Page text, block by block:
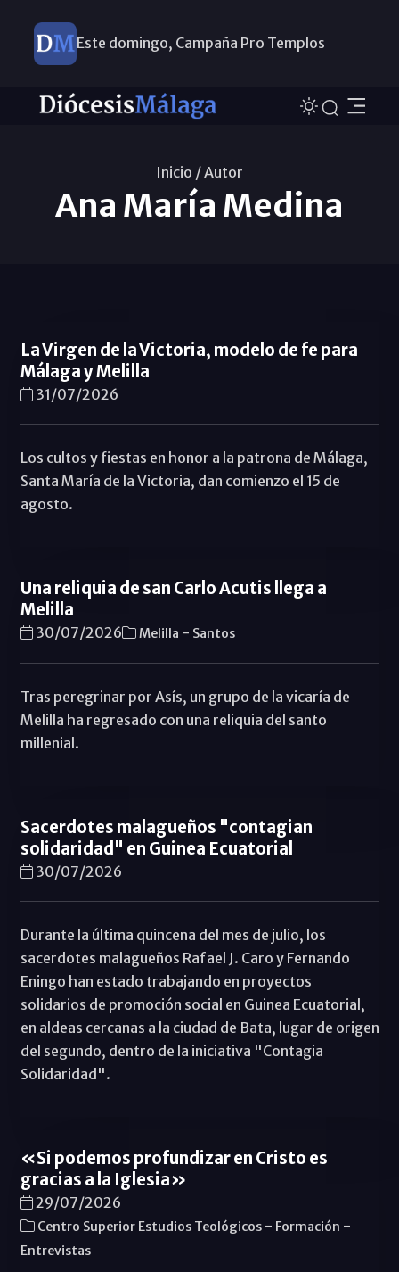
Este domingo, Campaña Pro Templos
Inicio /Autor
Ana María Medina
La Virgen de la Victoria, modelo de fe para
Málaga y Melilla
31/07/2026
Los cultos y fiestas en honor a la patrona de Málaga,
Santa María de la Victoria, dan comienzo el 15 de
agosto.
Una reliquia de san Carlo Acutis llega a
Melilla
30/07/2026 Melilla - Santos
Tras peregrinar por Asís, un grupo de la vicaría de
Melilla ha regresado con una reliquia del santo
millenial.
Sacerdotes malagueños "contagian
solidaridad" en Guinea Ecuatorial
30/07/2026
Durante la última quincena del mes de julio, los
sacerdotes malagueños Rafael J. Caro y Fernando
Eningo han estado trabajando en proyectos
solidarios de promoción social en Guinea Ecuatorial,
en aldeas cercanas a la ciudad de Bata, lugar de origen
del segundo, dentro de la iniciativa "Contagia
Solidaridad".
«Si podemos profundizar en Cristo es
gracias a la Iglesia»
29/07/2026
Centro Superior Estudios Teológicos - Formación -
Entrevistas